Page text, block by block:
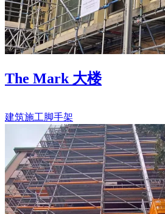
The Mark 大楼
建筑施工脚手架